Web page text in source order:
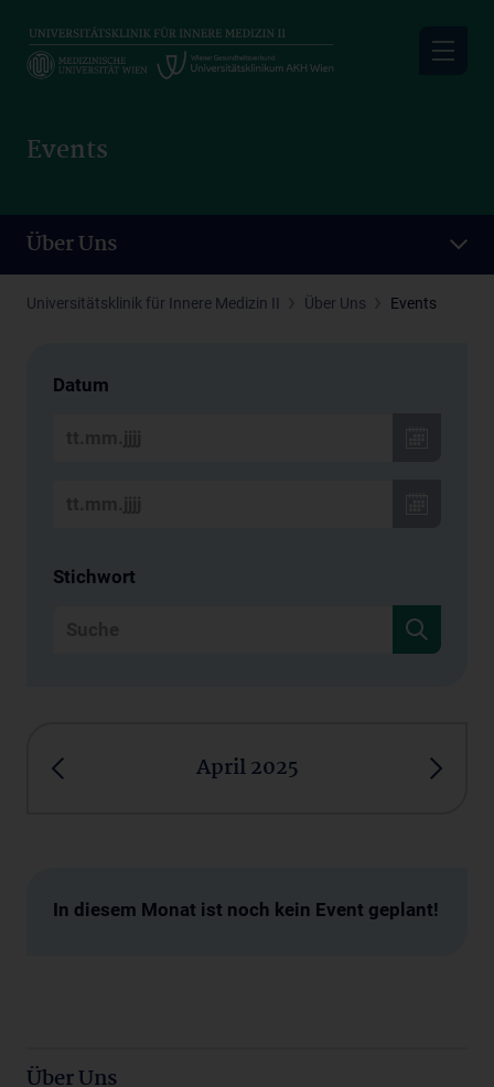
main
Events
Über Uns
Universitätsklinik für Innere Medizin II Über Uns Events
Datum
Stichwort
April 2025
In diesem Monat ist noch kein Event geplant!
Über Uns